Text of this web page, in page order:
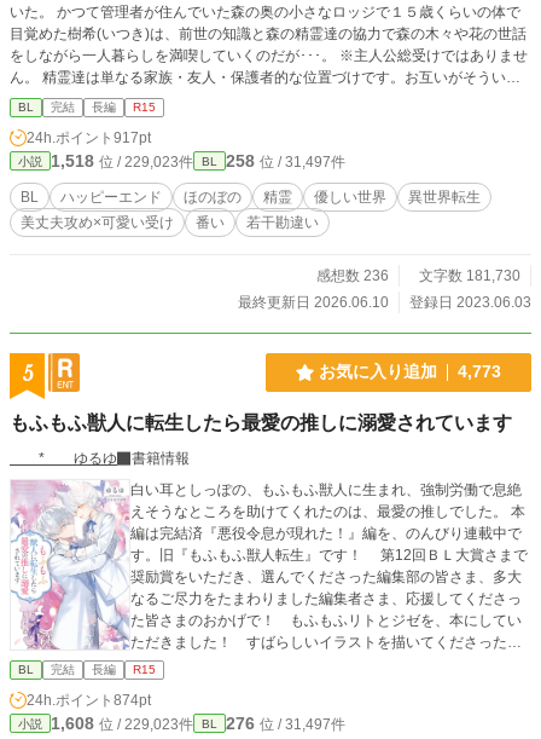
いた。 かつて管理者が住んでいた森の奥の小さなロッジで１５歳くらいの体で
目覚めた樹希(いつき)は、前世の知識と森の精霊達の協力で森の木々や花の世話
をしながら一人暮らしを満喫していくのだが･･･。 ※主人公総受けではありませ
ん。 精霊達は単なる家族・友人・保護者的な位置づけです。お互いがそういう
認識です。 基本的にほのぼのした話になると思います。 息抜きです。不定期更
新。 ※タグには入れてませんが、女性もいます。 魔法や魔法薬で同性同士でも
子供が出来るというふんわり設定。 ※10万字いっても終わらないので、一応、
長編に切り替えます。 お付き合い下さいませ。 ※だいぶ時間が空きましたが、
無事に【完結】しました。読んでくださってありがとうございます。
BL 完結 長編 R15
24h.ポイント 917pt
小説 1,518 位 / 229,023件 BL 258 位 / 31,497件
BL ハッピーエンド ほのぼの 精霊 優しい世界
異世界転生
美丈夫攻め×可愛い受け
番い 若干勘違い
感想数 236
文字数 181,730
最終更新日 2026.06.10
登録日 2023.06.03
5 お気に入り追加 4,773
もふもふ獣人に転生したら最愛の推しに溺愛されています
* ゆるゆ
書籍情報
白い耳としっぽの、もふもふ獣人に生まれ、強制労働で息絶
えそうなところを助けてくれたのは、最愛の推しでした。 本
編は完結済『悪役令息が現れた！』編を、のんびり連載中で
す。旧『もふもふ獣人転生』です！ 第12回ＢＬ大賞さまで
奨励賞をいただき、選んでくださった編集部の皆さま、多大
なるご尽力をたまわりました編集者さま、応援してくださっ
た皆さまのおかげで！ もふもふリトとジゼを、本にしてい
ただきました！ すばらしいイラストを描いてくださったの
はサマミヤアカザさまです。 web版３人称から書籍１人称に
なり、折れた肩で（笑）ほぼ全文書き直し、新しいエピソー
ドがたくさん入って３７６Pです。 ①書店さま（アニメイト
チェーン各店（一部店舗を除く）、首都圏の一部書店 さま）
BL 完結 長編 R15
24h.ポイント 874pt
小説 1,608 位 / 229,023件 BL 276 位 / 31,497件